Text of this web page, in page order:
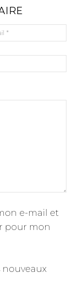
e-mail et
pour mon
nouveaux